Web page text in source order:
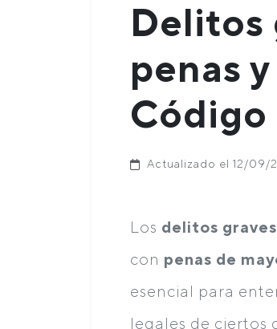
Delitos
penas
Código
Actualizado el 12/09/
Los delitos graves
con penas de
esencial para
legales de ciertos